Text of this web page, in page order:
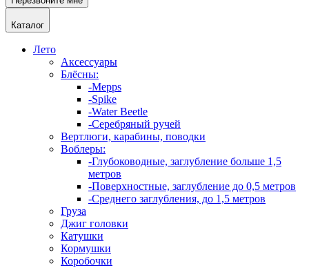
Каталог
Лето
Аксессуары
Блёсны:
-Mepps
-Spike
-Water Beetle
-Серебряный ручей
Вертлюги, карабины, поводки
Воблеры:
-Глубоководные, заглубление больше 1,5
метров
-Поверхностные, заглубление до 0,5 метров
-Среднего заглубления, до 1,5 метров
Груза
Джиг головки
Катушки
Кормушки
Коробочки